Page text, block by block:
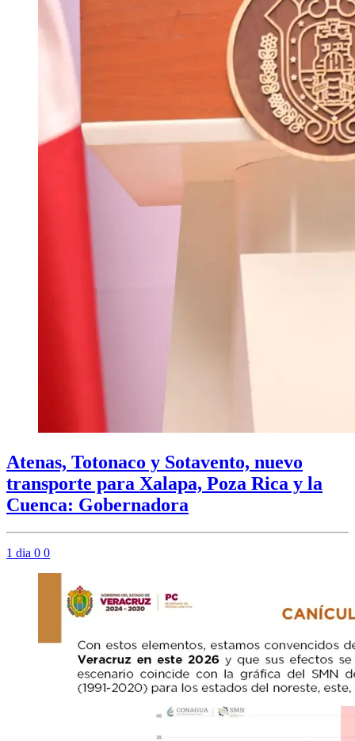
Atenas, Totonaco y Sotavento, nuevo
transporte para Xalapa, Poza Rica y la
Cuenca: Gobernadora
1 dia 0 0